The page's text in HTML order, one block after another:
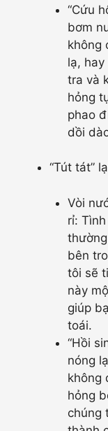
“Cứu
bơm
không
lạ,
tra và
hỏng
phao
dồi
“Tút tát”
Vòi
rỉ:
bên
tôi sẽ
này
giúp
toái.
“Hồi
nóng
không
hỏng
chúng